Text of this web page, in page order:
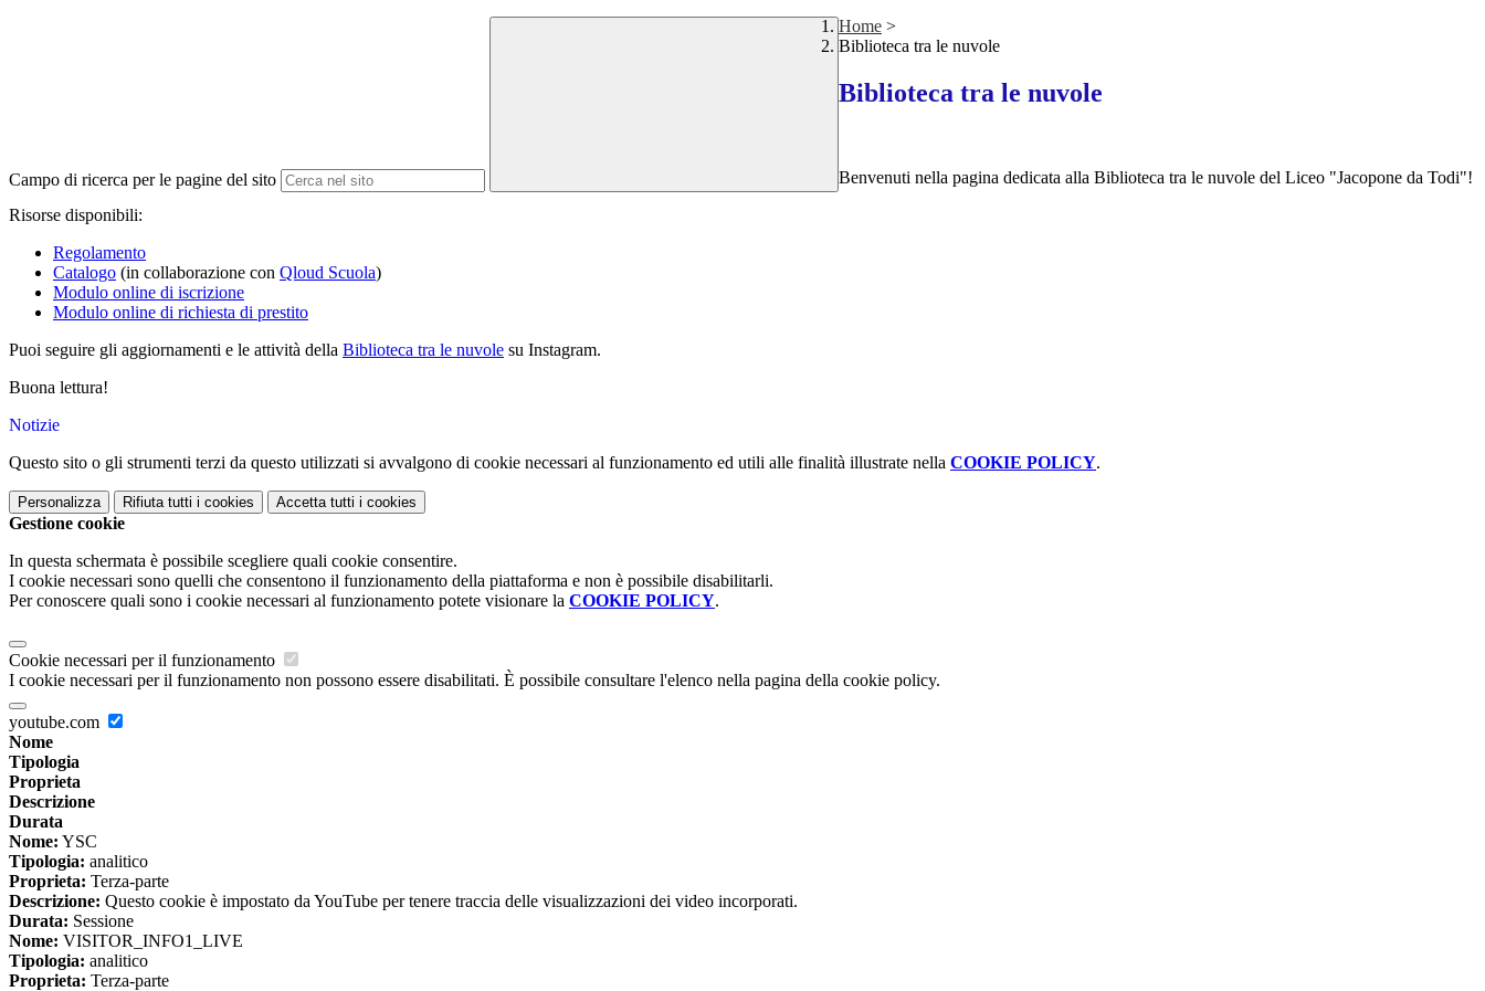
Campo di ricerca per le pagine del sito
Home >
Biblioteca tra le nuvole
Biblioteca tra le nuvole
Benvenuti nella pagina dedicata alla Biblioteca tra le nuvole del Liceo "Jacopone da Todi"!
Risorse disponibili:
Regolamento
Catalogo (in collaborazione con Qloud Scuola)
Modulo online di iscrizione
Modulo online di richiesta di prestito
Puoi seguire gli aggiornamenti e le attività della Biblioteca tra le nuvole su Instagram.
Buona lettura!
Notizie
Questo sito o gli strumenti terzi da questo utilizzati si avvalgono di cookie necessari al funzionamento ed utili alle finalità illustrate nella COOKIE POLICY.
Personalizza Rifiuta tutti i cookies Accetta tutti i cookies
Gestione cookie
In questa schermata è possibile scegliere quali cookie consentire.
I cookie necessari sono quelli che consentono il funzionamento della piattaforma e non è possibile disabilitarli.
Per conoscere quali sono i cookie necessari al funzionamento potete visionare la COOKIE POLICY.
Cookie necessari per il funzionamento
I cookie necessari per il funzionamento non possono essere disabilitati. È possibile consultare l'elenco nella pagina della cookie policy.
youtube.com
Nome
Tipologia
Proprieta
Descrizione
Durata
Nome: YSC
Tipologia: analitico
Proprieta: Terza-parte
Descrizione: Questo cookie è impostato da YouTube per tenere traccia delle visualizzazioni dei video incorporati.
Durata: Sessione
Nome: VISITOR_INFO1_LIVE
Tipologia: analitico
Proprieta: Terza-parte